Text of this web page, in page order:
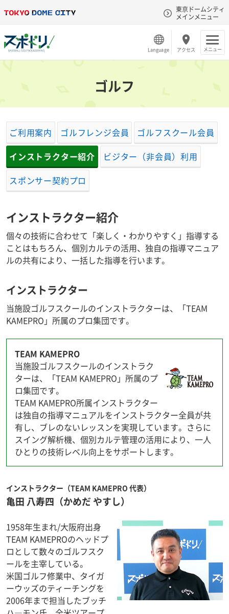
東京ドームシティ
メインメニュー
Language アクセス メニュー
ゴルフ
ご利用案内 ゴルフレンジ会員
ゴルフスクール会員
インストラクター紹介
ビジター（非会員）利用
スポンサー契約プロ
インストラクター紹介
個々の技術に合わせて「楽しく・わかりやすく」指導する
ことはもちろん、個別カルテの活用、独自の指導マニュア
ルの共有により、一括した指導を行います。
インストラクター
当施設ゴルフスクールのインストラクターは、「TEAM
KAMEPRO」所属のプロ集団です。
TEAM KAMEPRO
当施設ゴルフスクールのインストラク
ターは、「TEAM KAMEPRO」所属のプ
ロ集団です。
TEAM KAMEPRO所属インストラクター
は独自の指導マニュアルをインストラクター全員が共
有し、ブレのないレッスンを実現しています。さらに
スイング解析機、個別カルテ管理の活用により、一人
ひとりの技術レベル向上をサポートします。
インストラクター（TEAM KAMEPRO 代表）
亀田 八寿四 （かめだ やすし）
1958年生まれ/大阪府出身
TEAM KAMEPROのヘッドプ
ロとして数々のゴルフスク
ールを主宰している。
米国ゴルフ修業中、タイガ
ーウッズのティーチングを
2006年まで担当したブッチ